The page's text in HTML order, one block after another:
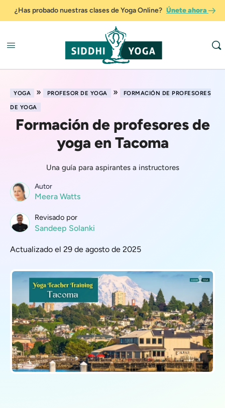
¿Has probado nuestras clases de Yoga Online? Únete ahora
YOGA » PROFESOR DE YOGA »
FORMACIÓN DE PROFESORES
DE YOGA
Formación de profesores de
yoga en Tacoma
Una guía para aspirantes a instructores
Autor
Meera Watts
Revisado por
Sandeep Solanki
Actualizado el 29 de agosto de 2025